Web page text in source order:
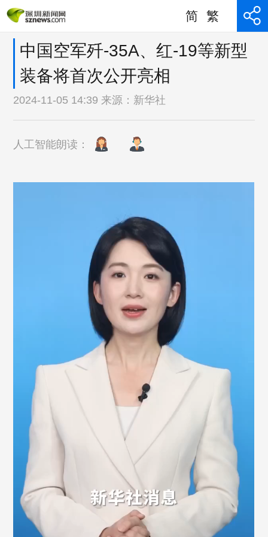
简 繁
中国空军歼-35A、红-19等新型
装备将首次公开亮相
2024-11-05 14:39 来源： 新华社
人工智能朗读：